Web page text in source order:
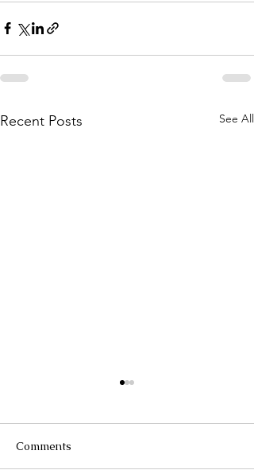
Recent Posts See All
Comments